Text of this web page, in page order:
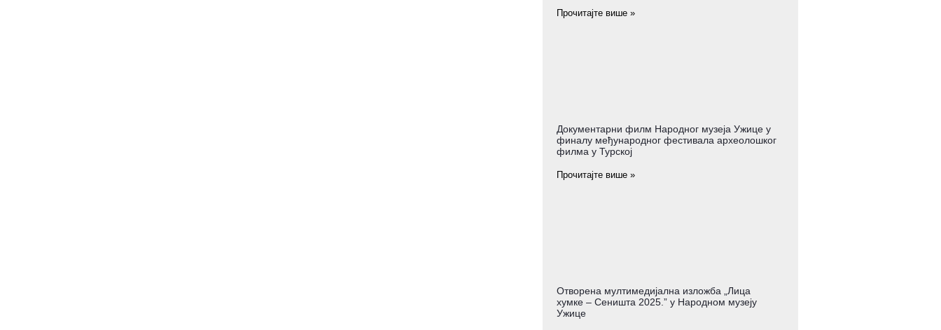
Прочитајте више »
Документарни филм Народног музеја Ужице у
финалу међународног фестивала археолошког
филма у Турској
Прочитајте више »
Отворена мултимедијална изложба „Лица
хумке – Сеништа 2025.” у Народном музеју
Ужице